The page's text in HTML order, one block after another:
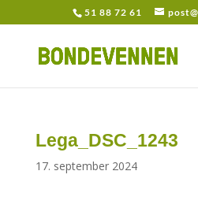
51 88 72 61
Lega_DSC_1243
17. september 2024